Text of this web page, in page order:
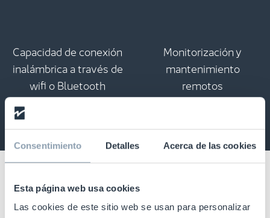
Consentimiento Detalles Acerca de las cookies
Esta página web usa cookies
Las cookies de este sitio web se usan para personalizar
Capacidad de conexión
inalámbrica a través de
wifi o Bluetooth
Monitorización y
mantenimiento
remotos